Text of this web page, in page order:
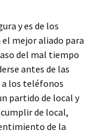
y es de los
mejor aliado para
del mal tiempo
antes de las
a los teléfonos
partido de local y
de local,
de la